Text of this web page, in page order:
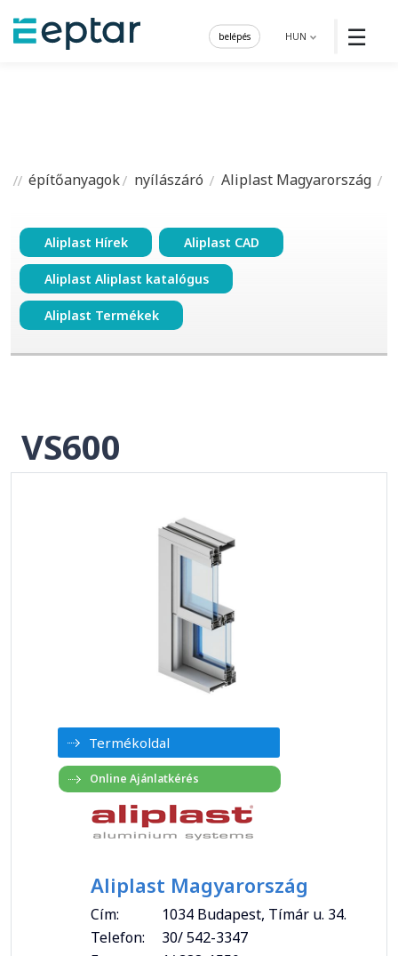
☰
HUN
belépés
építőanyagok nyílászáró Aliplast Magyarország
Aliplast Hírek Aliplast CAD
Aliplast Aliplast katalógus
Aliplast Termékek
VS600
Termékoldal
Aliplast Magyarország
Cím:
1034 Budapest, Tímár u. 34.
Telefon:
30/ 542-3347